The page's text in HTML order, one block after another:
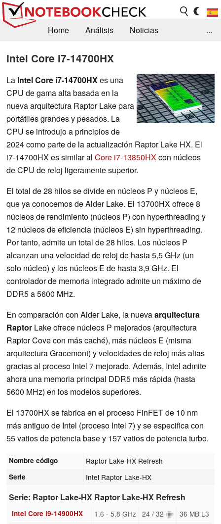
Home Análisis
Noticias
Busca
Contacto
...
Intel Core i7-14700HX
La Intel Core i7-14700HXes una
CPU de gama alta basada en la
nueva arquitectura Raptor Lake para
portátiles grandes y pesados. La
CPU se introdujo a principios de
2024 como parte de la actualización Raptor Lake HX. El
i7-14700HX es similar al Core i7-13850HXcon núcleos
de CPU de reloj ligeramente superior.
El total de 28 hilos se divide en núcleos P y núcleos E,
que ya conocemos de Alder Lake. El 13700HX ofrece 8
núcleos de rendimiento (núcleos P) con hyperthreading y
12 núcleos de eficiencia (núcleos E) sin hyperthreading.
Por tanto, admite un total de 28 hilos. Los núcleos P
alcanzan una velocidad de reloj de hasta 5,5 GHz (un
solo núcleo) y los núcleos E de hasta 3,9 GHz. El
controlador de memoria integrado admite un máximo de
DDR5 a 5600 MHz.
En comparación con Alder Lake, la nuevaarquitectura
Raptor Lake ofrece núcleos P mejorados (arquitectura
Raptor Cove con más caché), más núcleos E (misma
arquitectura Gracemont) y velocidades de reloj más altas
gracias al proceso Intel 7 mejorado. Además, Intel admite
ahora una memoria principal DDR5 más rápida (hasta
5600 MHz) en los modelos superiores.
El 13700HX se fabrica en el proceso FinFET de 10 nm
más antiguo de Intel (proceso Intel 7) y se especifica con
55 vatios de potencia base y 157 vatios de potencia turbo.
Nombre código Raptor Lake-HX Refresh
Serie Intel Raptor Lake-HX
Serie: Raptor Lake-HX Raptor Lake-HX Refresh
Intel Core i9-14900HX 1.6 - 5.8 GHz 24 / 32 36 MB L3